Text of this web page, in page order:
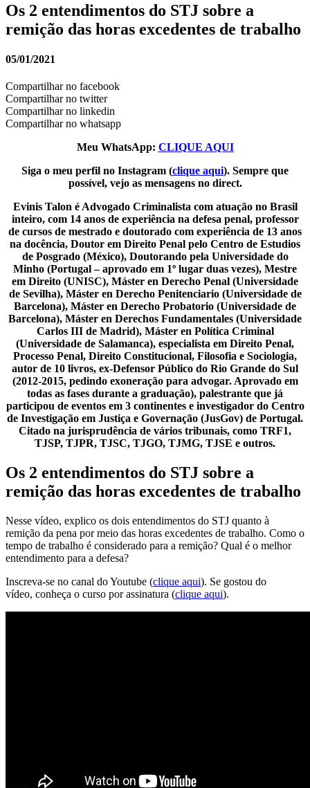
Os 2 entendimentos do STJ sobre a
remição das horas excedentes de trabalho
05/01/2021
Compartilhar no facebook
Compartilhar no twitter
Compartilhar no linkedin
Compartilhar no whatsapp
Meu WhatsApp: CLIQUE AQUI
Siga o meu perfil no Instagram (clique aqui). Sempre que
possível, vejo as mensagens no direct.
Evinis Talon é Advogado Criminalista com atuação no Brasil
inteiro, com 14 anos de experiência na defesa penal, professor
de cursos de mestrado e doutorado com experiência de 13 anos
na docência, Doutor em Direito Penal pelo Centro de Estudios
de Posgrado (México), Doutorando pela Universidade do
Minho (Portugal – aprovado em 1º lugar duas vezes), Mestre
em Direito (UNISC), Máster en Derecho Penal (Universidade
de Sevilha), Máster en Derecho Penitenciario (Universidade de
Barcelona), Máster en Derecho Probatorio (Universidade de
Barcelona), Máster en Derechos Fundamentales (Universidade
Carlos III de Madrid), Máster en Política Criminal
(Universidade de Salamanca), especialista em Direito Penal,
Processo Penal, Direito Constitucional, Filosofia e Sociologia,
autor de 10 livros, ex-Defensor Público do Rio Grande do Sul
(2012-2015, pedindo exoneração para advogar. Aprovado em
todas as fases durante a graduação), palestrante que já
participou de eventos em 3 continentes e investigador do Centro
de Investigação em Justiça e Governação (JusGov) de Portugal.
Citado na jurisprudência de vários tribunais, como TRF1,
TJSP, TJPR, TJSC, TJGO, TJMG, TJSE e outros.
Os 2 entendimentos do STJ sobre a
remição das horas excedentes de trabalho
Nesse vídeo, explico os dois entendimentos do STJ quanto à
remição da pena por meio das horas excedentes de trabalho. Como o
tempo de trabalho é considerado para a remição? Qual é o melhor
entendimento para a defesa?
Inscreva-se no canal do Youtube (clique aqui). Se gostou do
vídeo, conheça o curso por assinatura (clique aqui).